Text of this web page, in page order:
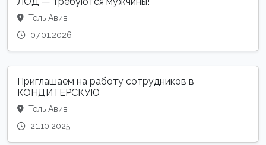
Тель Авив
07.01.2026
Приглашаем на работу сотрудников в
КОНДИТЕРСКУЮ
Тель Авив
21.10.2025